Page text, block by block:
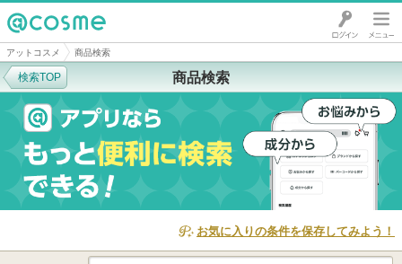
@cosme
アットコスメ 商品検索
商品検索
検索TOP
お気に入りの条件を保存してみよう！